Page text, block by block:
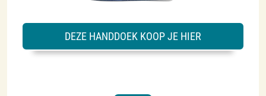
DEZE HANDDOEK KOOP JE HIER